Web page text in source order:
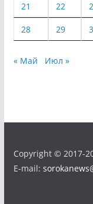
21 22
28 29
« Май Июл »
Copyright © 2017-
E-mail: